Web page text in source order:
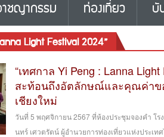
ชญากรรม ท่องเที่ยว บั
Light Festival 2024”
“เทศกาล Yi Peng : Lanna
สะท้อนถึงอัตลักษณ์และคุณค่าข
เชียงใหม่
วันที่ 5 พฤศจิกายน 2567 ที่ห้องประชุมจองคำ โร
นทร์ เศวตรัตน์ ผู้อำนวยการท่องเที่ยวแห่งประเท